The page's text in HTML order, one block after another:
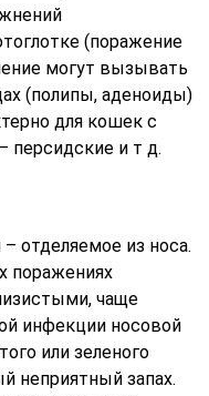
(поражение
могут вызывать
(полипы, аденоиды)
для кошек с
персидские и т д.
отделяемое из носа.
поражениях
чаще
инфекции носовой
или зеленого
неприятный запах.